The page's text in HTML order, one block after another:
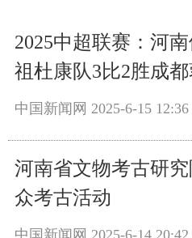
2025中超联赛：河
祖杜康队3比2胜成
中国新闻网 2025-6-15 12:36
河南省文物考古研
众考古活动
中国新闻网 2025-6-14 20:42